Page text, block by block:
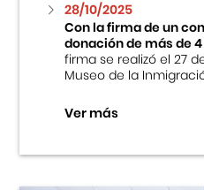
28/10/2025
Con la firma de un
donación de más de
firma se realizó el 27
Museo de la
Ver más